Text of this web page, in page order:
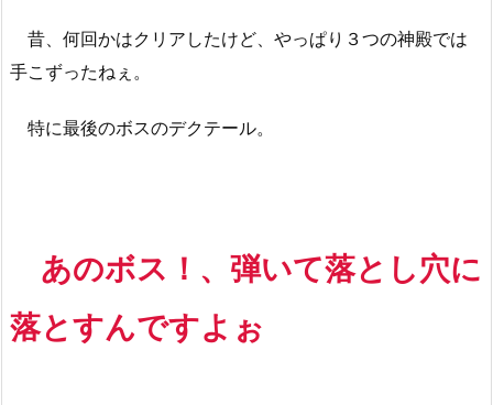
昔、何回かはクリアしたけど、やっぱり３つの神殿では
手こずったねぇ。
特に最後のボスのデクテール。
あのボス！、弾いて落とし穴に
落とすんですよぉ